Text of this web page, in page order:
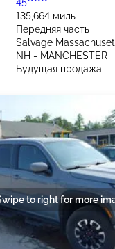
45******
135,664 миль
Передняя часть
Salvage
NH - MANCHESTER
Будущая продажа
to right for more